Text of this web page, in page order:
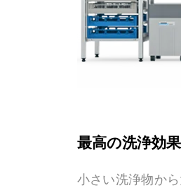
最高の洗浄効果
小さい洗浄物か